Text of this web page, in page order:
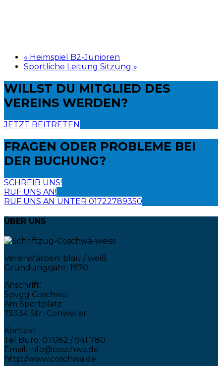
« Heimspiel B2-Junioren
Sportliche Leitung Sitzung »
WILLST DU MITGLIED DES
VEREINS WERDEN?
JETZT BEITRETEN
FRAGEN ODER PROBLEME BEI
DER BUCHUNG?
SCHREIB UNS!
RUF UNS AN!
RUF UNS AN UNTER 01722789350
ÜBER UNS
Vereinsfarben: blau / weiß
Gründungsjahr: 1970
Anschrift:
Spvgg Coschwa
Am Sportplatz
75334 Str.-Conweiler
Kontakt:
Tel Büro: 07082 / 941 780
Email: info@coschwa.de
http://www.coschwa.de